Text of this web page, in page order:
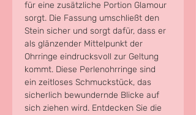
für eine zusätzliche Portion Glamour
sorgt. Die Fassung umschließt den
Stein sicher und sorgt dafür, dass er
als glänzender Mittelpunkt der
Ohrringe eindrucksvoll zur Geltung
kommt. Diese Perlenohrringe sind
ein zeitloses Schmuckstück, das
sicherlich bewundernde Blicke auf
sich ziehen wird. Entdecken Sie die